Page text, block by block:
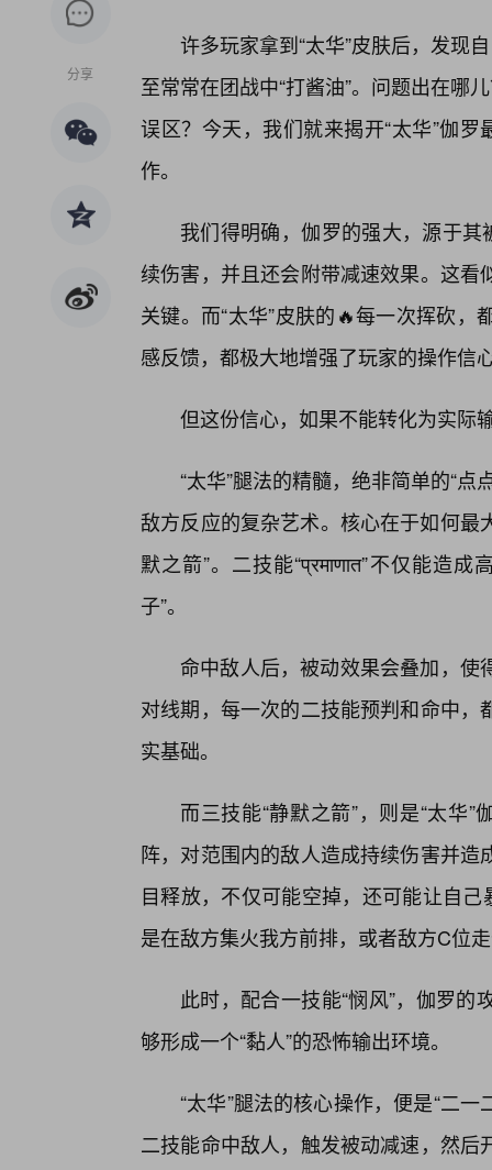
分享
许多玩家拿到“太华”皮肤后，发现
至常常在团战中“打酱油”。问题出在哪
误区？今天，我们就来揭开“太华”伽
作。
我们得明确，伽罗的强大，源于其
续伤害，并且还会附带减速效果。这
关键。而“太华”皮肤的🔥每一次挥砍
感反馈，都极大地增强了玩家的操作信
但这份信心，如果不能转化为实际
“太华”腿法的精髓，绝非简单的“
敌方反应的复杂艺术。核心在于如何最
默之箭”。二技能“प्रमाणात”不仅能造
子”。
命中敌人后，被动效果会叠加，
对线期，每一次的二技能预判和命中
实基础。
而三技能“静默之箭”，则是“太华
阵，对范围内的敌人造成持续伤害并
目释放，不仅可能空掉，还可能让自
是在敌方集火我方前排，或者敌方C位
此时，配合一技能“悯风”，伽罗
够形成一个“黏人”的恐怖输出环境。
“太华”腿法的核心操作，便是“二
二技能命中敌人，触发被动减速，然